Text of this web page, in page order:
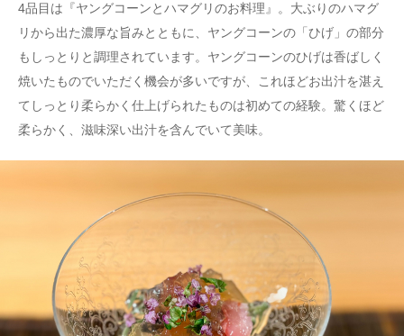
4品目は『ヤングコーンとハマグリのお料理』。大ぶりのハマグ
リから出た濃厚な旨みとともに、ヤングコーンの「ひげ」の部分
もしっとりと調理されています。ヤングコーンのひげは香ばしく
焼いたものでいただく機会が多いですが、これほどお出汁を湛え
てしっとり柔らかく仕上げられたものは初めての経験。驚くほど
柔らかく、滋味深い出汁を含んでいて美味。